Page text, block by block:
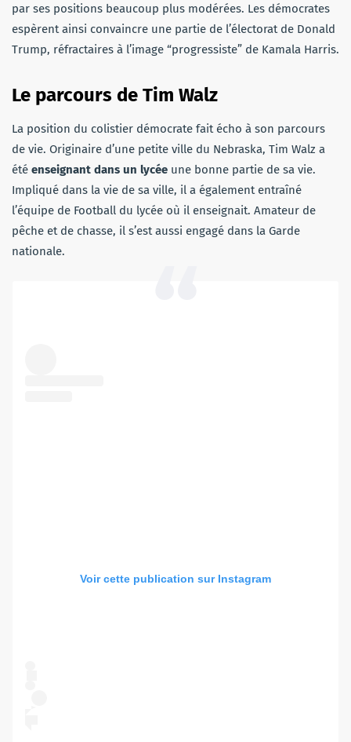
par ses positions beaucoup plus modérées. Les démocrates
espèrent ainsi convaincre une partie de l’électorat de Donald
Trump, réfractaires à l’image “progressiste” de Kamala Harris.
Le parcours de Tim Walz
La position du colistier démocrate fait écho à son parcours
de vie. Originaire d’une petite ville du Nebraska, Tim Walz a
été enseignant dans un lycée une bonne partie de sa vie.
Impliqué dans la vie de sa ville, il a également entraîné
l’équipe de Football du lycée où il enseignait. Amateur de
pêche et de chasse, il s’est aussi engagé dans la Garde
nationale.
Voir cette publication sur Instagram